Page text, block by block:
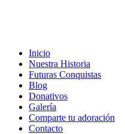
Inicio
Nuestra Historia
Futuras Conquistas
Blog
Donativos
Galería
Comparte tu adoración
Contacto